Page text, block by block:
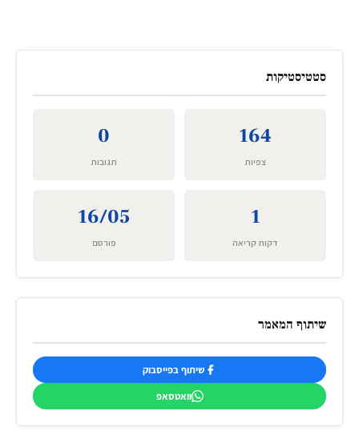
סטטיסטיקות
164
צפיות
0
תגובות
1
דקות קריאה
16/05
פורסם
שיתוף המאמר
שיתוף בפייסבוק
וואטסאפ